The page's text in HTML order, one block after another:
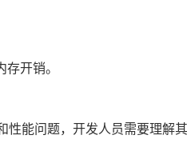
开销。
能问题，开发人员需要理解